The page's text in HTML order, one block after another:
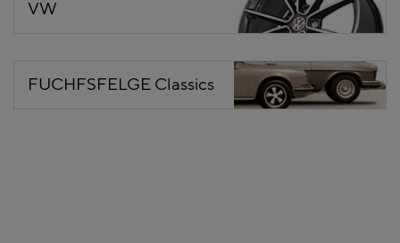
VW
FUCHFSFELGE Classics